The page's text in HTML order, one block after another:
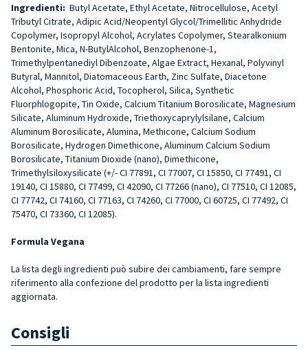
Ingredienti: Butyl Acetate, Ethyl Acetate, Nitrocellulose, Acetyl
Tributyl Citrate, Adipic Acid/Neopentyl Glycol/Trimellitic Anhydride
Copolymer, Isopropyl Alcohol, Acrylates Copolymer, Stearalkonium
Bentonite, Mica, N-ButylAlcohol, Benzophenone-1,
Trimethylpentanediyl Dibenzoate, Algae Extract, Hexanal, Polyvinyl
Butyral, Mannitol, Diatomaceous Earth, Zinc Sulfate, Diacetone
Alcohol, Phosphoric Acid, Tocopherol, Silica, Synthetic
Fluorphlogopite, Tin Oxide, Calcium Titanium Borosilicate, Magnesium
Silicate, Aluminum Hydroxide, Triethoxycaprylylsilane, Calcium
Aluminum Borosilicate, Alumina, Methicone, Calcium Sodium
Borosilicate, Hydrogen Dimethicone, Aluminum Calcium Sodium
Borosilicate, Titanium Dioxide (nano), Dimethicone,
Trimethylsiloxysilicate (+/- CI 77891, CI 77007, CI 15850, CI 77491, CI
19140, CI 15880, CI 77499, CI 42090, CI 77266 (nano), CI 77510, CI 12085,
CI 77742, CI 74160, CI 77163, CI 74260, CI 77000, CI 60725, CI 77492, CI
75470, CI 73360, CI 12085).
Formula Vegana
La lista degli ingredienti può subire dei cambiamenti, fare sempre
riferimento alla confezione del prodotto per la lista ingredienti
aggiornata.
Consigli